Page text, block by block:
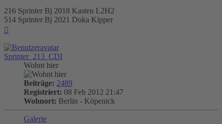
216 Sprinter Bj 2018 Kasten L2H2
514 Sprinter Bj 2021 Doka Kipper
Sprinter_213_CDI
Wohnt hier
Beiträge: 2489
Registriert: 08 Feb 2012 21:47
Wohnort: Berlin - Köpenick
Galerie